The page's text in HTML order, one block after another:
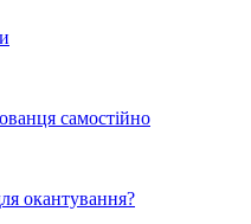
самостійно
окантування?